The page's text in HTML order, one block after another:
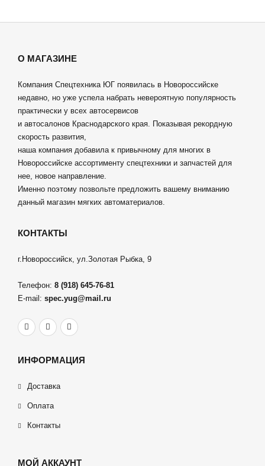
О МАГАЗИНЕ
Компания Спецтехника ЮГ появилась в Новороссийске
недавно, но уже успела набрать невероятную популярность
практически у всех автосервисов
и автосалонов Краснодарского края. Показывая рекордную
скорость развития,
наша компания добавила к привычному для многих в
Новороссийске ассортименту спецтехники и запчастей для
нее, новое направление.
Именно поэтому позвольте предложить вашему вниманию
данный магазин мягких автоматериалов.
КОНТАКТЫ
г.Новороссийск, ул.Золотая Рыбка, 9
Телефон: 8 (918) 645-76-81
E-mail: spec.yug@mail.ru
ИНФОРМАЦИЯ
Доставка
Оплата
Контакты
МОЙ АККАУНТ